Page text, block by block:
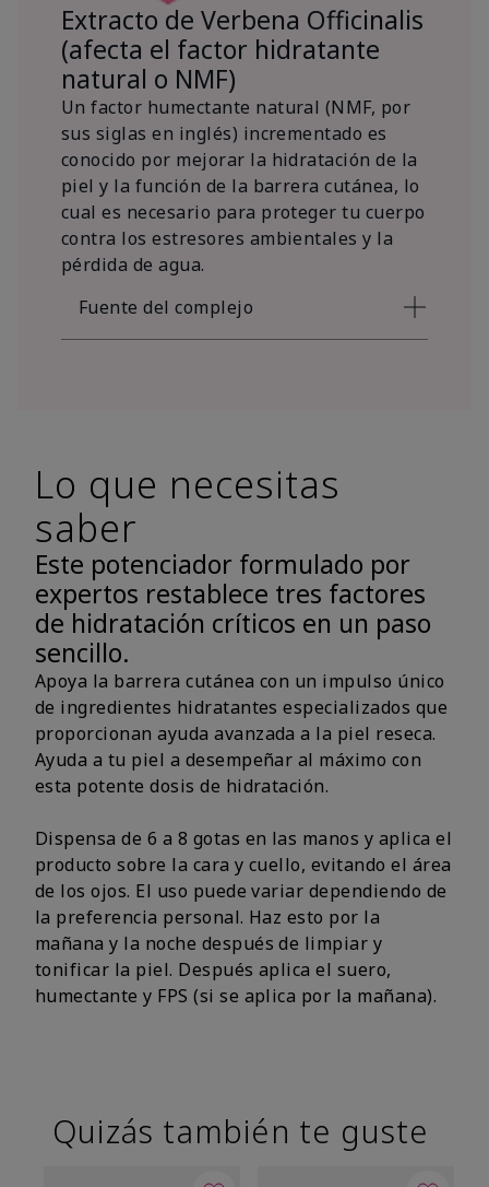
Extracto de Verbena Officinalis
(afecta el factor hidratante
natural o NMF)
Un factor humectante natural (NMF, por
sus siglas en inglés) incrementado es
conocido por mejorar la hidratación de la
piel y la función de la barrera cutánea, lo
cual es necesario para proteger tu cuerpo
contra los estresores ambientales y la
pérdida de agua.
Fuente del complejo
Lo que necesitas
saber
Este potenciador formulado por
expertos restablece tres factores
de hidratación críticos en un paso
sencillo.
Apoya la barrera cutánea con un impulso único
de ingredientes hidratantes especializados que
proporcionan ayuda avanzada a la piel reseca.
Ayuda a tu piel a desempeñar al máximo con
esta potente dosis de hidratación.
Dispensa de 6 a 8 gotas en las manos y aplica el
producto sobre la cara y cuello, evitando el área
de los ojos. El uso puede variar dependiendo de
la preferencia personal. Haz esto por la
mañana y la noche después de limpiar y
tonificar la piel. Después aplica el suero,
humectante y FPS (si se aplica por la mañana).
Quizás también te guste